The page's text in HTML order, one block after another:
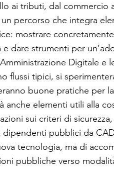
ai tributi, dal commercio
percorso che integra
mostrare
dare strumenti per
Digitale e
flussi tipici, si
buone pratiche per
elementi utili alla
sui criteri di sicurezza,
dipendenti pubblici da
tecnologia, ma di
pubbliche verso